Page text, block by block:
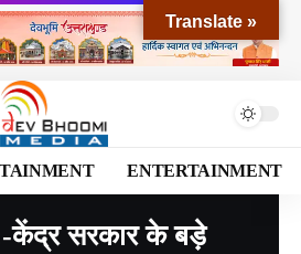
ENTERTAINMENT
EXCLUSIVE >SchoolNews:-केंद्र सरकार के बड़े निर्देश, सभी राज्यों मे इस समय तक खुलेंगे और बंद होंगे स्कूल।
केंद्र सरकार के बड़े
Translate »